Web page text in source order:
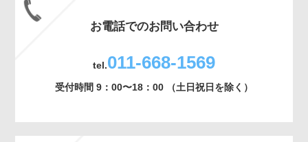
お電話でのお問い合わせ
tel.011-668-1569
受付時間 9：00〜18：00 （土日祝日を除く）